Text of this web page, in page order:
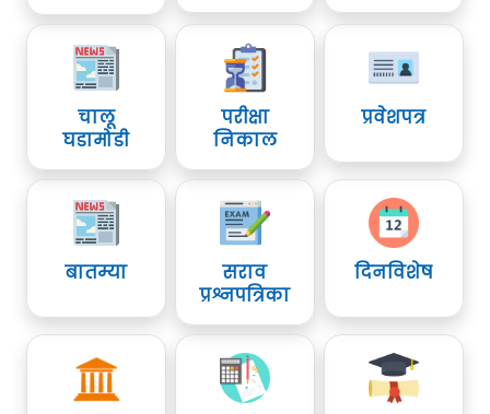
चालू
घडामोडी
परीक्षा
निकाल
प्रवेशपत्र
बातम्या
सराव
प्रश्नपत्रिका
दिनविशेष